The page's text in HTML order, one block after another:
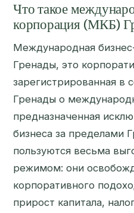
Что такое
корпорация (МКБ)
Международная
Гренады, это
зарегистрированная в
Гренады о
предназначенная
бизнеса за пределами
пользуются весьма
режимом: они
корпоративного
прирост капитала,